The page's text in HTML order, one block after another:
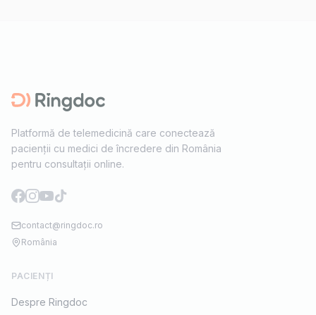
Platformă de telemedicină care conectează
pacienții cu medici de încredere din România
pentru consultații online.
contact@ringdoc.ro
România
PACIENȚI
Despre Ringdoc